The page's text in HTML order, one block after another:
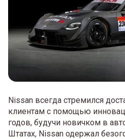
Nissan всегда стремился
клиентам с помощью
годов, будучи новичком в
Штатах, Nissan одержал